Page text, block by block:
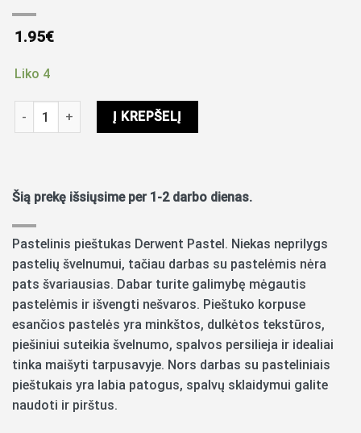
1.95€
Liko 4
produkto kiekis: Pastelinis pieštukas Derwent P380 kingfisher
Į KREPŠELĮ
Šią prekę išsiųsime per 1-2 darbo dienas.
Pastelinis pieštukas Derwent Pastel. Niekas neprilygs
pastelių švelnumui, tačiau darbas su pastelėmis nėra
pats švariausias. Dabar turite galimybę mėgautis
pastelėmis ir išvengti nešvaros. Pieštuko korpuse
esančios pastelės yra minkštos, dulkėtos tekstūros,
piešiniui suteikia švelnumo, spalvos persilieja ir idealiai
tinka maišyti tarpusavyje. Nors darbas su pasteliniais
pieštukais yra labia patogus, spalvų sklaidymui galite
naudoti ir pirštus.